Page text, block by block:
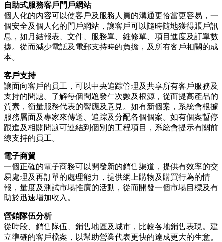
自助式服務客戶門戶網站
個人化的內容可以使客戶及服務人員的溝通更恰當更容易，一
個安全及個人化的門戶網站，讓客戶可以隨時隨地獲得賬戶訊
息，如月結報表、文件、服務單、維修單、項目進度及訂單數
據。從而減少電話及電郵支持時的負擔，及所有客戶相關的成
本。
客戶支持
讓面向客戶的員工，可以中央追踪管理及共享所有客戶服務及
支持的問題。了解每個問題發生次數及根源，從而提高產品的
質素，衡量服務代表的響應及意見。如有新個案，系統會根據
服務層面及專家來傳送、追踪及分配各個個案。如有個案暫停
跟進及相關問題可連結到個別的工程項目，系統會提示有關前
線支持的員工。
電子商貿
一個正確的電子商務可以開發新的銷售渠道，提供有效率的交
易處理及再訂單的處理能力，提供網上購物及購買行為的情
報，量度及測試市場推廣的活動，從而開發一個市場目標及有
助於迅速增加收入。
營銷隊伍分析
從時段、銷售隊伍、銷售地區及城市，比較各地銷售表現。建
立準確的客戶檔案，以幫助營業代表更快的達成更大的生意。